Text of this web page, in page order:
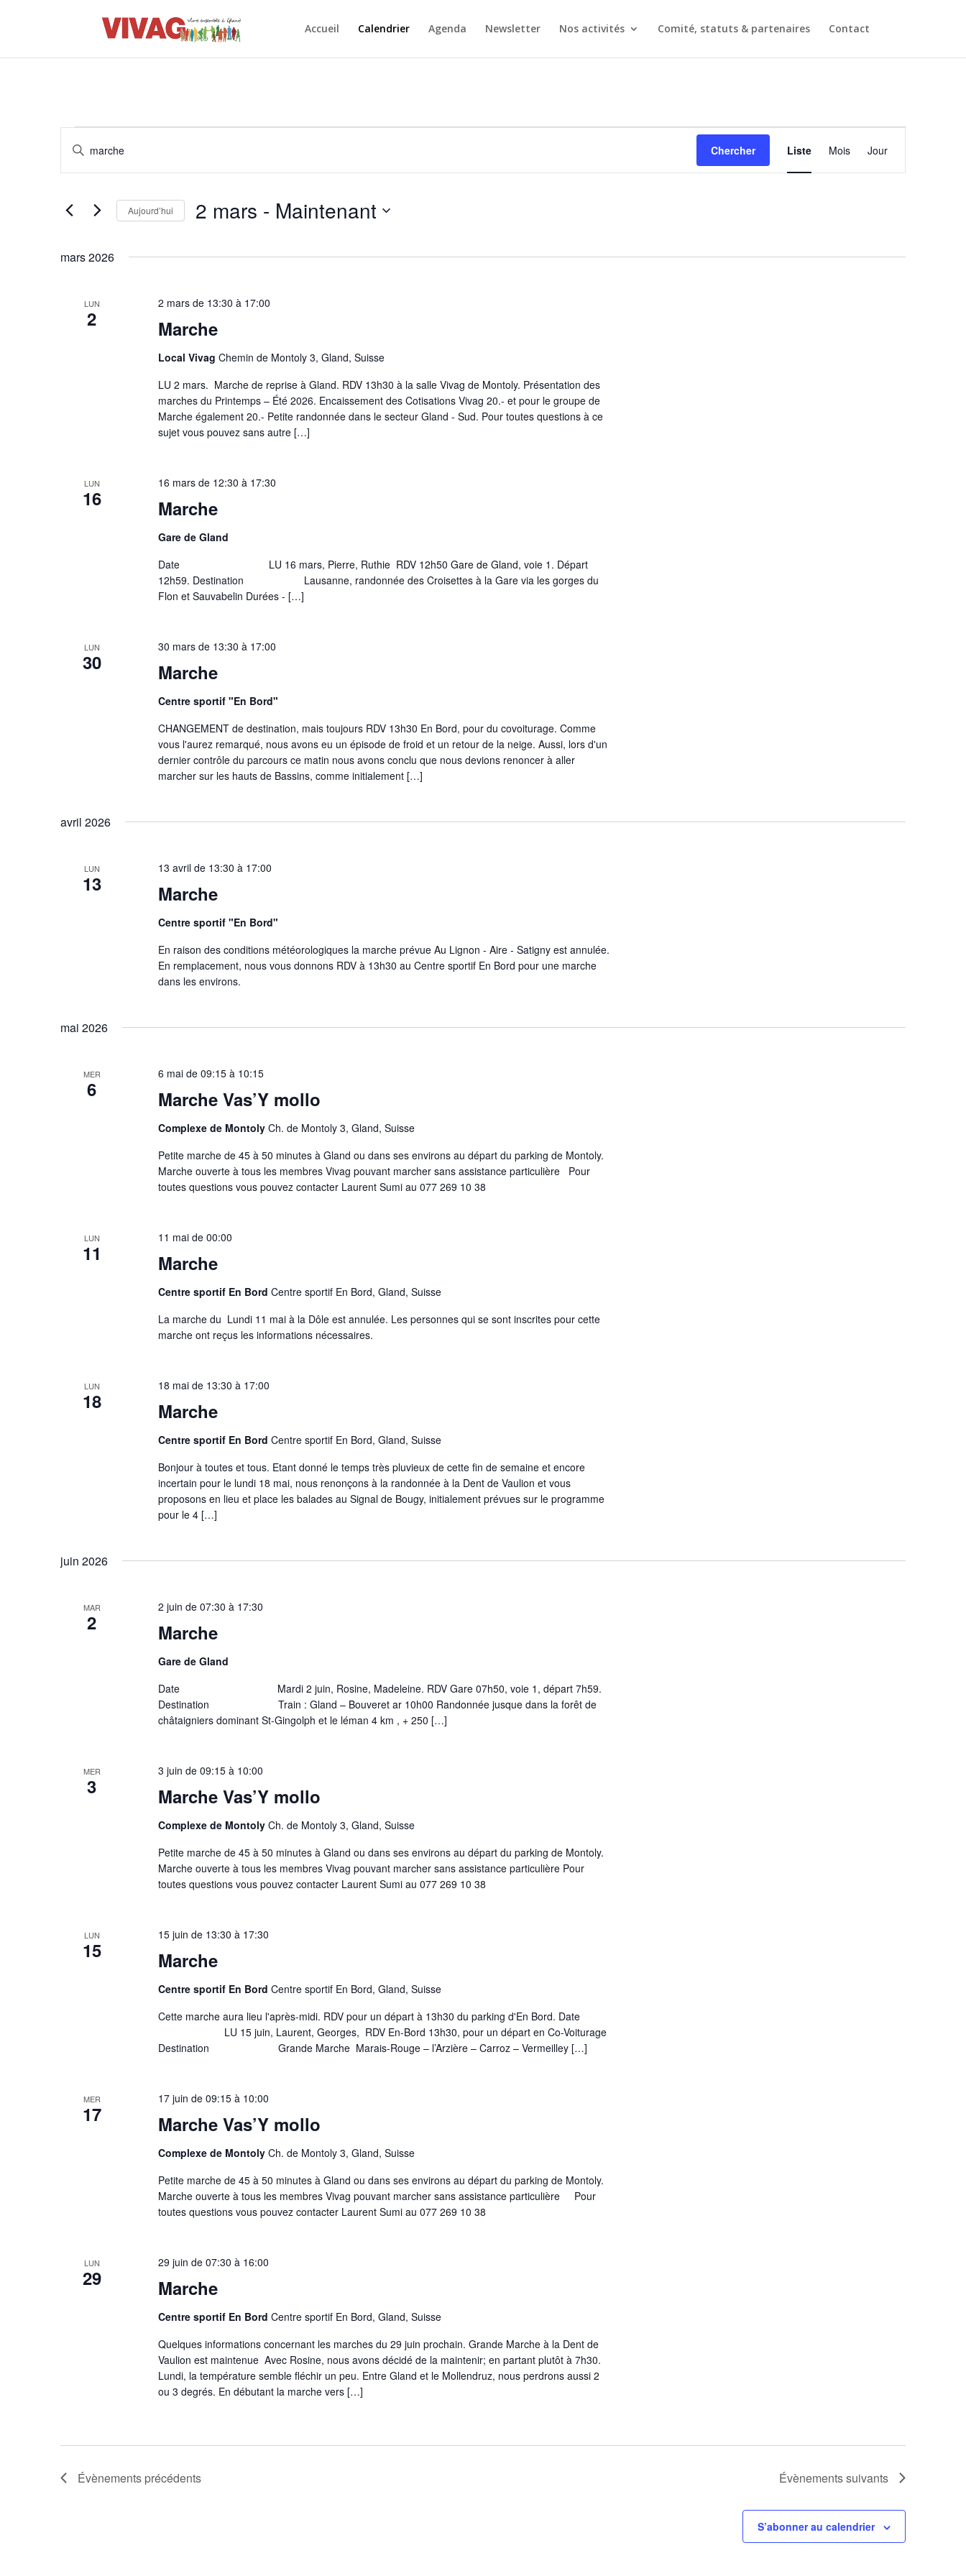
Accueil Calendrier Agenda Newsletter Nos activités Comité, statuts & partenaires Contact
Évènements
Recherche
et
navigation
vues
Évènements
Saisir
mot-
clé.
Évènements
clé.
Chercher
Navigation
de
vues
Liste Mois Jour
Aujourd’hui 2 mars - Maintenant
mars 2026
LUN
2 Marche
2 mars de 13:30 à 17:00
Local Vivag Chemin de Montoly 3, Gland, Suisse
LU 2 mars. Marche de reprise à Gland. RDV 13h30 à la salle Vivag de Montoly. Présentation des
marches du Printemps – Été 2026. Encaissement des Cotisations Vivag 20.- et pour le groupe de
Marche également 20.- Petite randonnée dans le secteur Gland - Sud. Pour toutes questions à ce
sujet vous pouvez sans autre […]
LUN
16 Marche
16 mars de 12:30 à 17:30
Gare de Gland
Date LU 16 mars, Pierre, Ruthie RDV 12h50 Gare de Gland, voie 1. Départ
12h59. Destination Lausanne, randonnée des Croisettes à la Gare via les gorges du
Flon et Sauvabelin Durées - […]
LUN
30 Marche
30 mars de 13:30 à 17:00
Centre sportif "En Bord"
CHANGEMENT de destination, mais toujours RDV 13h30 En Bord, pour du covoiturage. Comme
vous l'aurez remarqué, nous avons eu un épisode de froid et un retour de la neige. Aussi, lors d'un
dernier contrôle du parcours ce matin nous avons conclu que nous devions renoncer à aller
marcher sur les hauts de Bassins, comme initialement […]
avril 2026
LUN
13 Marche
13 avril de 13:30 à 17:00
Centre sportif "En Bord"
En raison des conditions météorologiques la marche prévue Au Lignon - Aire - Satigny est annulée.
En remplacement, nous vous donnons RDV à 13h30 au Centre sportif En Bord pour une marche
dans les environs.
mai 2026
MER
6 Marche Vas’Y mollo
6 mai de 09:15à 10:15
Complexe de Montoly Ch. de Montoly 3, Gland, Suisse
Petite marche de 45 à 50 minutes à Gland ou dans ses environs au départ du parking de Montoly.
Marche ouverte à tous les membres Vivag pouvant marcher sans assistance particulière Pour
toutes questions vous pouvez contacter Laurent Sumi au 077 269 10 38
LUN
11 Marche
11 mai de 00:00
Centre sportif En Bord Centre sportif En Bord, Gland, Suisse
La marche du Lundi 11 mai à la Dôle est annulée. Les personnes qui se sont inscrites pour cette
marche ont reçus les informations nécessaires.
LUN
18 Marche
18 mai de 13:30 à 17:00
Centre sportif En Bord Centre sportif En Bord, Gland, Suisse
Bonjour à toutes et tous. Etant donné le temps très pluvieux de cette fin de semaine et encore
incertain pour le lundi 18 mai, nous renonçons à la randonnée à la Dent de Vaulion et vous
proposons en lieu et place les balades au Signal de Bougy, initialement prévues sur le programme
pour le 4 […]
juin 2026
MAR
2 Marche
2 juin de 07:30 à 17:30
Gare de Gland
Date Mardi 2 juin, Rosine, Madeleine. RDV Gare 07h50, voie 1, départ 7h59.
Destination Train : Gland – Bouveret ar 10h00 Randonnée jusque dans la forêt de
châtaigniers dominant St-Gingolph et le léman 4 km , + 250 […]
MER
3 Marche Vas’Y mollo
3 juin de 09:15à 10:00
Complexe de Montoly Ch. de Montoly 3, Gland, Suisse
Petite marche de 45 à 50 minutes à Gland ou dans ses environs au départ du parking de Montoly.
Marche ouverte à tous les membres Vivag pouvant marcher sans assistance particulière Pour
toutes questions vous pouvez contacter Laurent Sumi au 077 269 10 38
LUN
15 Marche
15 juin de 13:30 à 17:30
Centre sportif En Bord Centre sportif En Bord, Gland, Suisse
Cette marche aura lieu l'après-midi. RDV pour un départ à 13h30 du parking d'En Bord. Date
LU 15 juin, Laurent, Georges, RDV En-Bord 13h30, pour un départ en Co-Voiturage
Destination Grande Marche Marais-Rouge – l’Arzière – Carroz – Vermeilley […]
MER
17 Marche Vas’Y mollo
17 juin de 09:15à 10:00
Complexe de Montoly Ch. de Montoly 3, Gland, Suisse
Petite marche de 45 à 50 minutes à Gland ou dans ses environs au départ du parking de Montoly.
Marche ouverte à tous les membres Vivag pouvant marcher sans assistance particulière Pour
toutes questions vous pouvez contacter Laurent Sumi au 077 269 10 38
LUN
29 Marche
29 juin de 07:30 à 16:00
Centre sportif En Bord Centre sportif En Bord, Gland, Suisse
Quelques informations concernant les marches du 29 juin prochain. Grande Marche à la Dent de
Vaulion est maintenue Avec Rosine, nous avons décidé de la maintenir; en partant plutôt à 7h30.
Lundi, la température semble fléchir un peu. Entre Gland et le Mollendruz, nous perdrons aussi 2
ou 3 degrés. En débutant la marche vers […]
Évènements précédents Évènementssuivants
S’abonner au calendrier